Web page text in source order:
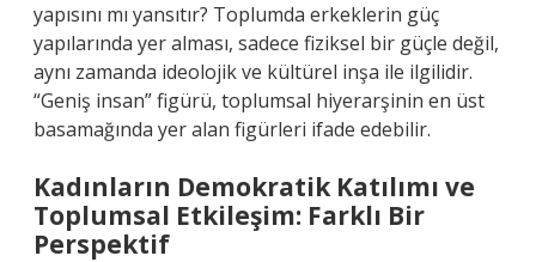
yapısını mı yansıtır? Toplumda erkeklerin güç
yapılarında yer alması, sadece fiziksel bir güçle değil,
aynı zamanda ideolojik ve kültürel inşa ile ilgilidir.
“Geniş insan” figürü, toplumsal hiyerarşinin en üst
basamağında yer alan figürleri ifade edebilir.
Kadınların Demokratik Katılımı ve
Toplumsal Etkileşim: Farklı Bir
Perspektif